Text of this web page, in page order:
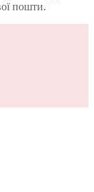
пошти.